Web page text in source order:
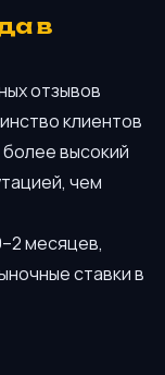
в
отзывов
клиентов
высокий
чем
месяцев,
ставки в